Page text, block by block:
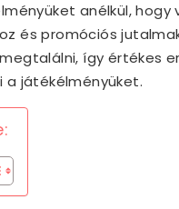
anélkül, hogy
és promóciós
így értékes
a játékélményüket.